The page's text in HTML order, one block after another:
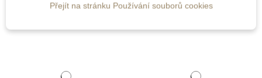
Oceněné hračky
Přejít na stránku Používání souborů cookies